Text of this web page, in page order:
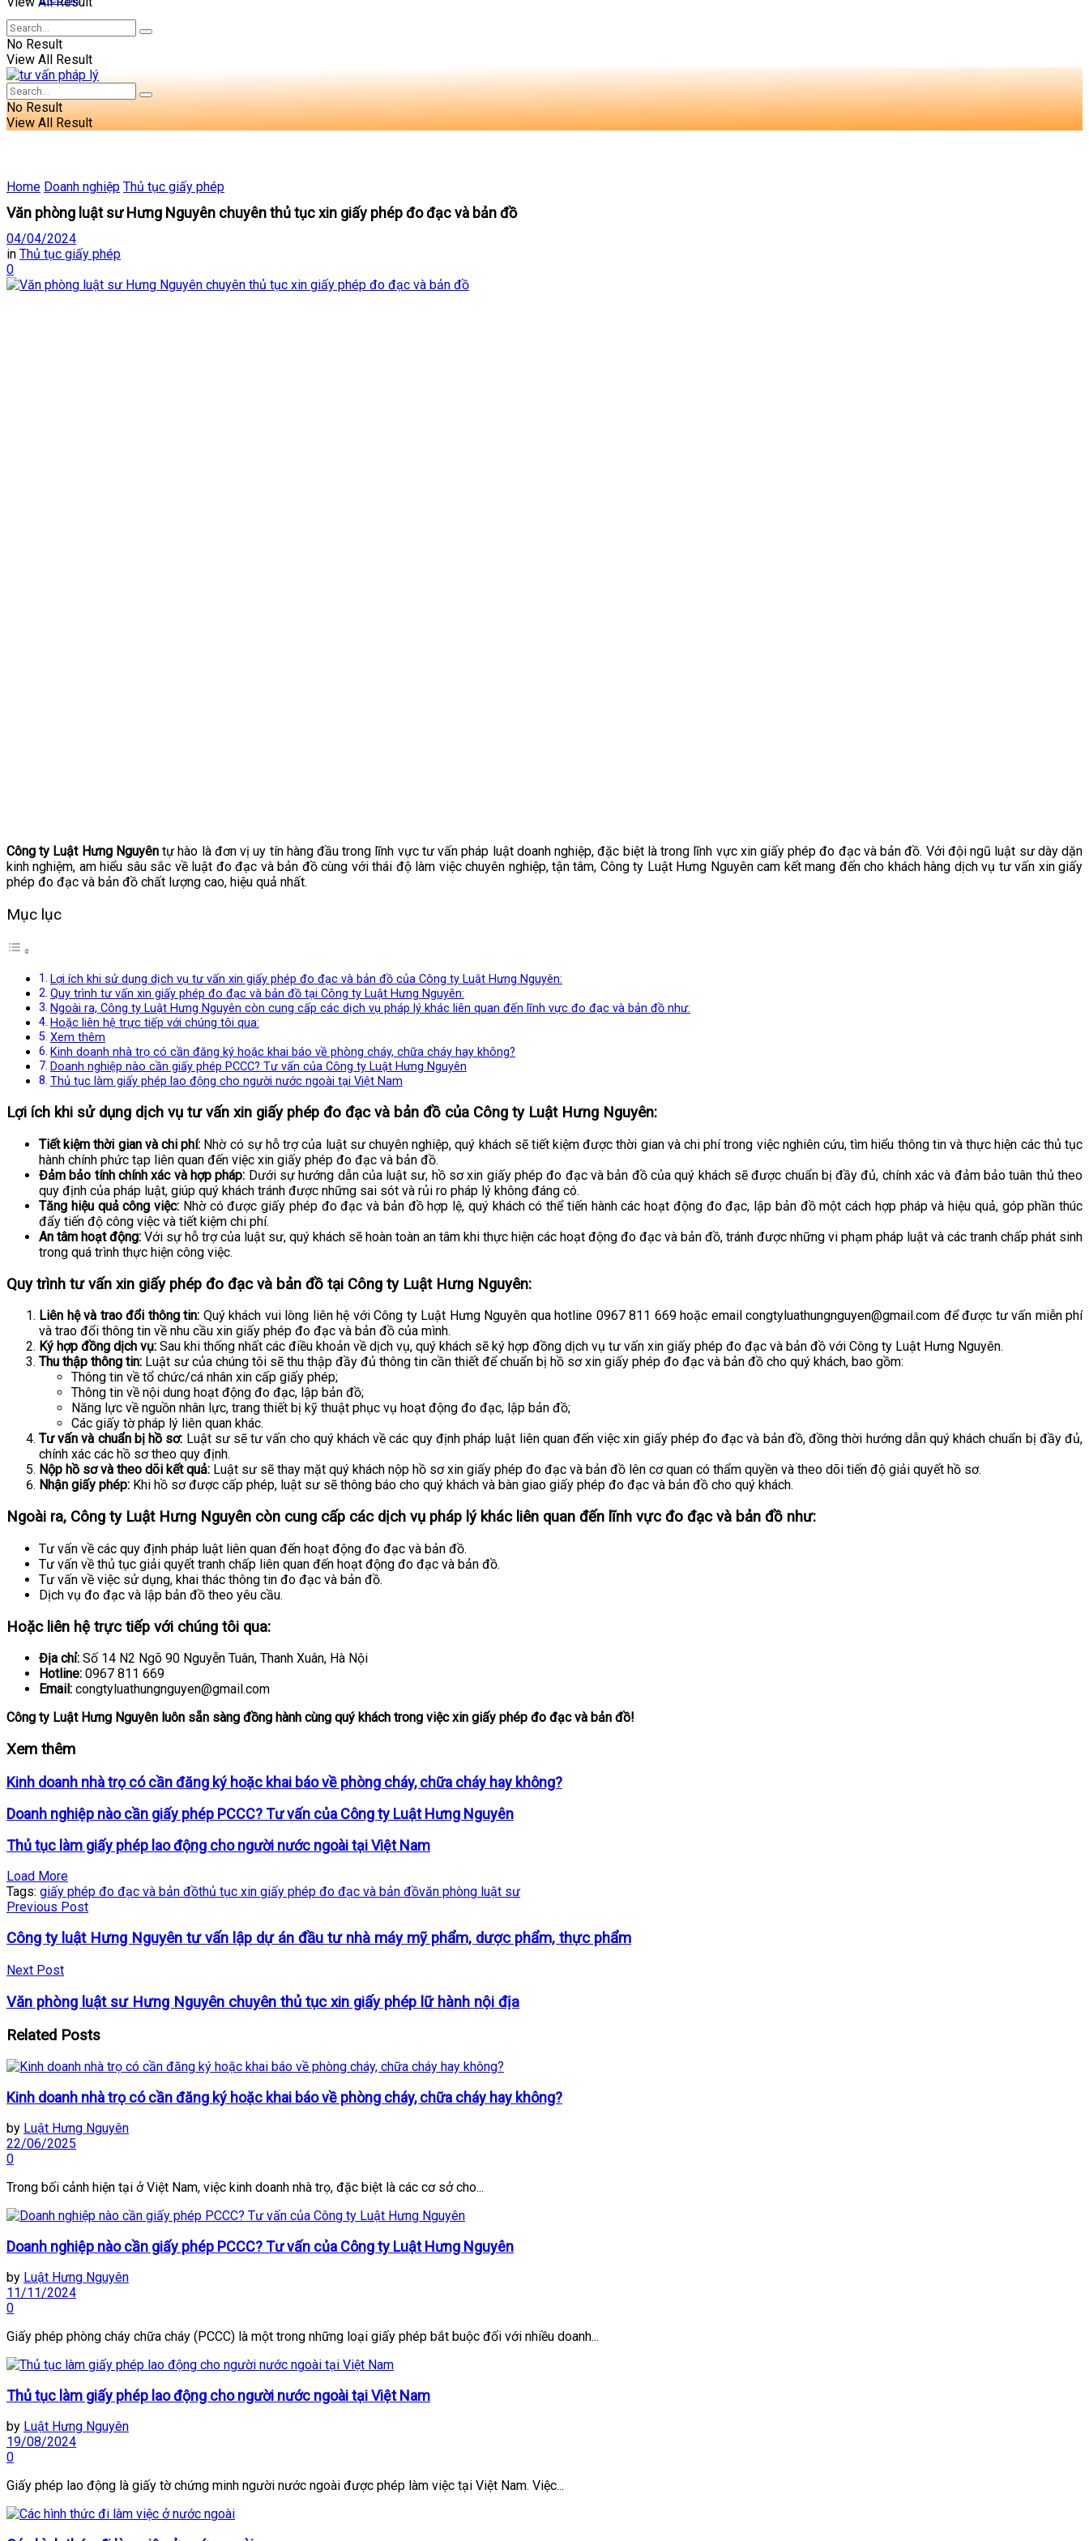
No Result
View All Result
No Result
View All Result
Home Doanh nghiệp Thủ tục giấy phép
Văn phòng luật sư Hưng Nguyên chuyên thủ tục xin giấy phép đo đạc và bản đồ
04/04/2024
in Thủ tục giấy phép
0
Công ty Luật Hưng Nguyêntự hào là đơn vị uy tín hàng đầu trong lĩnh vực tư vấn pháp luật doanh nghiệp, đặc biệt là trong lĩnh vực xin giấy phép đo đạc và bản đồ. Với đội ngũ luật sư dày dặn
kinh nghiệm, am hiểu sâu sắc về luật đo đạc và bản đồ cùng với thái độ làm việc chuyên nghiệp, tận tâm, Công ty Luật Hưng Nguyên cam kết mang đến cho khách hàng dịch vụ tư vấn xin giấy
phép đo đạc và bản đồ chất lượng cao, hiệu quả nhất.
Mục lục
Lợi ích khi sử dụng dịch vụ tư vấn xin giấy phép đo đạc và bản đồ của Công ty Luật Hưng Nguyên:
Quy trình tư vấn xin giấy phép đo đạc và bản đồ tại Công ty Luật Hưng Nguyên:
Ngoài ra, Công ty Luật Hưng Nguyên còn cung cấp các dịch vụ pháp lý khác liên quan đến lĩnh vực đo đạc và bản đồ như:
Hoặc liên hệ trực tiếp với chúng tôi qua:
Xem thêm
Kinh doanh nhà trọ có cần đăng ký hoặc khai báo về phòng cháy, chữa cháy hay không?
Doanh nghiệp nào cần giấy phép PCCC? Tư vấn của Công ty Luật Hưng Nguyên
Thủ tục làm giấy phép lao động cho người nước ngoài tại Việt Nam
Lợi ích khi sử dụng dịch vụ tư vấn xin giấy phép đo đạc và bản đồ của Công ty Luật Hưng Nguyên:
Tiết kiệm thời gian và chi phí: Nhờ có sự hỗ trợ của luật sư chuyên nghiệp, quý khách sẽ tiết kiệm được thời gian và chi phí trong việc nghiên cứu, tìm hiểu thông tin và thực hiện các thủ tục
hành chính phức tạp liên quan đến việc xin giấy phép đo đạc và bản đồ.
Đảm bảo tính chính xác và hợp pháp: Dưới sự hướng dẫn của luật sư, hồ sơ xin giấy phép đo đạc và bản đồ của quý khách sẽ được chuẩn bị đầy đủ, chính xác và đảm bảo tuân thủ theo
quy định của pháp luật, giúp quý khách tránh được những sai sót và rủi ro pháp lý không đáng có.
Tăng hiệu quả công việc: Nhờ có được giấy phép đo đạc và bản đồ hợp lệ, quý khách có thể tiến hành các hoạt động đo đạc, lập bản đồ một cách hợp pháp và hiệu quả, góp phần thúc
đẩy tiến độ công việc và tiết kiệm chi phí.
An tâm hoạt động: Với sự hỗ trợ của luật sư, quý khách sẽ hoàn toàn an tâm khi thực hiện các hoạt động đo đạc và bản đồ, tránh được những vi phạm pháp luật và các tranh chấp phát sinh
trong quá trình thực hiện công việc.
Quy trình tư vấn xin giấy phép đo đạc và bản đồ tại Công ty Luật Hưng Nguyên:
Liên hệ và trao đổi thông tin: Quý khách vui lòng liên hệ với Công ty Luật Hưng Nguyên qua hotline 0967 811 669 hoặc email congtyluathungnguyen@gmail.com để được tư vấn miễn phí
và trao đổi thông tin về nhu cầu xin giấy phép đo đạc và bản đồ của mình.
Ký hợp đồng dịch vụ: Sau khi thống nhất các điều khoản về dịch vụ, quý khách sẽ ký hợp đồng dịch vụ tư vấn xin giấy phép đo đạc và bản đồ với Công ty Luật Hưng Nguyên.
Thu thập thông tin: Luật sư của chúng tôi sẽ thu thập đầy đủ thông tin cần thiết để chuẩn bị hồ sơ xin giấy phép đo đạc và bản đồ cho quý khách, bao gồm:
Thông tin về tổ chức/cá nhân xin cấp giấy phép;
Thông tin về nội dung hoạt động đo đạc, lập bản đồ;
Năng lực về nguồn nhân lực, trang thiết bị kỹ thuật phục vụ hoạt động đo đạc, lập bản đồ;
Các giấy tờ pháp lý liên quan khác.
Tư vấn và chuẩn bị hồ sơ: Luật sư sẽ tư vấn cho quý khách về các quy định pháp luật liên quan đến việc xin giấy phép đo đạc và bản đồ, đồng thời hướng dẫn quý khách chuẩn bị đầy đủ,
chính xác các hồ sơ theo quy định.
Nộp hồ sơ và theo dõi kết quả: Luật sư sẽ thay mặt quý khách nộp hồ sơ xin giấy phép đo đạc và bản đồ lên cơ quan có thẩm quyền và theo dõi tiến độ giải quyết hồ sơ.
Nhận giấy phép: Khi hồ sơ được cấp phép, luật sư sẽ thông báo cho quý khách và bàn giao giấy phép đo đạc và bản đồ cho quý khách.
Ngoài ra, Công ty Luật Hưng Nguyên còn cung cấp các dịch vụ pháp lý khác liên quan đến lĩnh vực đo đạc và bản đồ như:
Tư vấn về các quy định pháp luật liên quan đến hoạt động đo đạc và bản đồ.
Tư vấn về thủ tục giải quyết tranh chấp liên quan đến hoạt động đo đạc và bản đồ.
Tư vấn về việc sử dụng, khai thác thông tin đo đạc và bản đồ.
Dịch vụ đo đạc và lập bản đồ theo yêu cầu.
Hoặc liên hệ trực tiếp với chúng tôi qua:
Địa chỉ: Số 14 N2 Ngõ 90 Nguyễn Tuân, Thanh Xuân, Hà Nội
Hotline: 0967 811 669
Email: congtyluathungnguyen@gmail.com
Công ty Luật Hưng Nguyên luôn sẵn sàng đồng hành cùng quý khách trong việc xin giấy phép đo đạc và bản đồ!
Xem thêm
Kinh doanh nhà trọ có cần đăng ký hoặc khai báo về phòng cháy, chữa cháy hay không?
Doanh nghiệp nào cần giấy phép PCCC? Tư vấn của Công ty Luật Hưng Nguyên
Thủ tục làm giấy phép lao động cho người nước ngoài tại Việt Nam
Load More
Tags: giấy phép đo đạc và bản đồthủ tục xin giấy phép đo đạc và bản đồvăn phòng luật sư
Previous Post
Công ty luật Hưng Nguyên tư vấn lập dự án đầu tư nhà máy mỹ phẩm, dược phẩm, thực phẩm
Next Post
Văn phòng luật sư Hưng Nguyên chuyên thủ tục xin giấy phép lữ hành nội địa
Related Posts
Kinh doanh nhà trọ có cần đăng ký hoặc khai báo về phòng cháy, chữa cháy hay không?
by Luật Hưng Nguyên
22/06/2025
0
Trong bối cảnh hiện tại ở Việt Nam, việc kinh doanh nhà trọ, đặc biệt là các cơ sở cho...
Doanh nghiệp nào cần giấy phép PCCC? Tư vấn của Công ty Luật Hưng Nguyên
by Luật Hưng Nguyên
11/11/2024
0
Giấy phép phòng cháy chữa cháy (PCCC) là một trong những loại giấy phép bắt buộc đối với nhiều doanh...
Thủ tục làm giấy phép lao động cho người nước ngoài tại Việt Nam
by Luật Hưng Nguyên
19/08/2024
0
Giấy phép lao động là giấy tờ chứng minh người nước ngoài được phép làm việc tại Việt Nam. Việc...